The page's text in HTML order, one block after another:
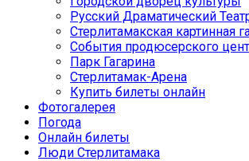
Русский Драматический
Стерлитамакская картинная
События продюсерского
Парк Гагарина
Стерлитамак-Арена
Купить билеты онлайн
Фотогалерея
Погода
Онлайн билеты
Люди Стерлитамака